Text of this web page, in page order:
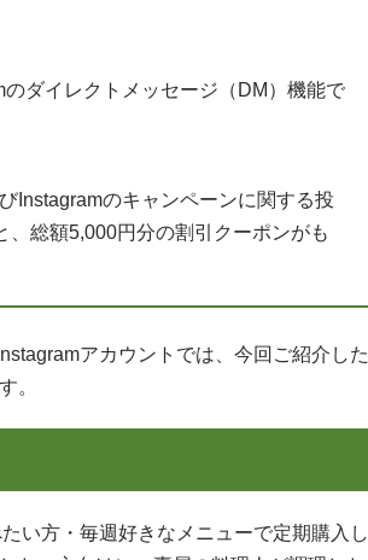
ダイレクトメッセージ（DM）機能で
Instagramのキャンペーンに関する投
総額5,000円分の割引クーポンがも
アカウントでは、今回ご紹介した
。
い方・毎週好きなメニューで定期購入し